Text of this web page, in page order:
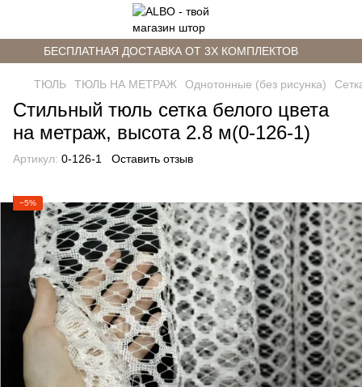
БЕСПЛАТНАЯ ДОСТАВКА ОТ 3Х КОМПЛЕКТОВ
ТЮЛЬ ТЮЛЬ НА МЕТРАЖ Однотонные (без рисунка)
Стильный тюль сетка белого цвета
на метраж, высота 2.8 м(0-126-1)
Артикул: 0-126-1 Оставить отзыв
−5%